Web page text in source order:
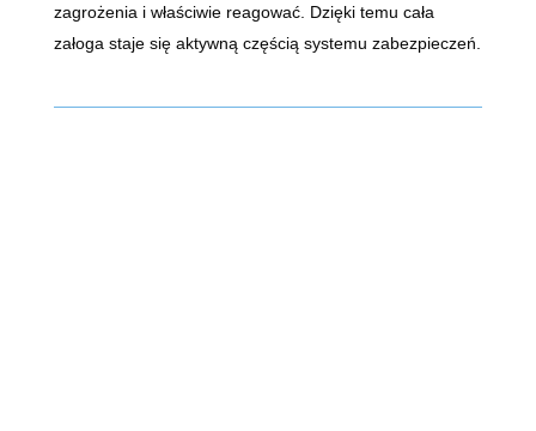
zagrożenia i właściwie reagować. Dzięki temu cała
załoga staje się aktywną częścią systemu zabezpieczeń.